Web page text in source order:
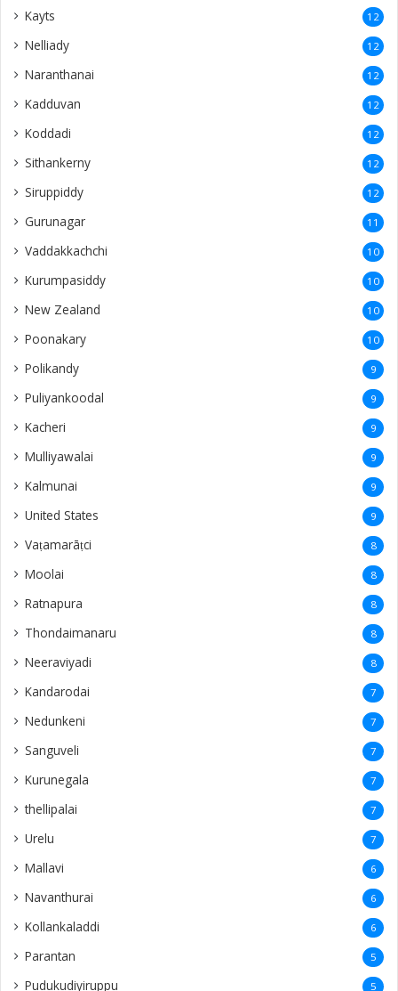
Kayts 12
Nelliady 12
Naranthanai 12
Kadduvan 12
Koddadi 12
Sithankerny 12
Siruppiddy 12
Gurunagar 11
Vaddakkachchi 10
Kurumpasiddy 10
New Zealand 10
Poonakary 10
Polikandy 9
Puliyankoodal 9
Kacheri 9
Mulliyawalai 9
Kalmunai 9
United States 9
Vaṭamarāṭci 8
Moolai 8
Ratnapura 8
Thondaimanaru 8
Neeraviyadi 8
Kandarodai 7
Nedunkeni 7
Sanguveli 7
Kurunegala 7
thellipalai 7
Urelu 7
Mallavi 6
Navanthurai 6
Kollankaladdi 6
Parantan 5
Pudukudiyiruppu 5